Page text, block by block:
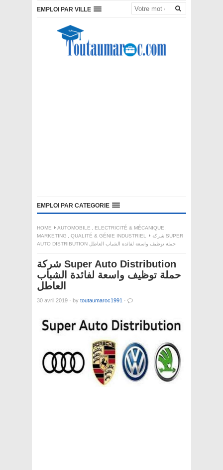
EMPLOI PAR VILLE
EMPLOI PAR CATEGORIE
HOME AUTOMOBILE , ELECTRICITÉ & MÉCANIQUE ,
MARKETING , QUALITÉ & GÉNIE INDUSTRIEL
شركة SUPER
AUTO DISTRIBUTION حملة توظيف واسعة لفائدة الشباب العاطل
شركة Super Auto Distribution
حملة توظيف واسعة لفائدة الشباب
العاطل
30 avril 2019 · by toutaumaroc1991 ·